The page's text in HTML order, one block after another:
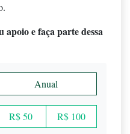
apoio e faça parte dessa
Anual
R$ 50 R$ 100